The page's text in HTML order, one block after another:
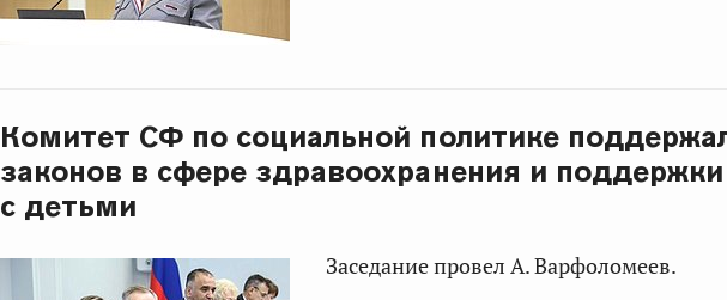
Комитет СФ по социальной политике
законов в сфере здравоохранения и
с детьми
Заседание провел А. Варфоломеев.